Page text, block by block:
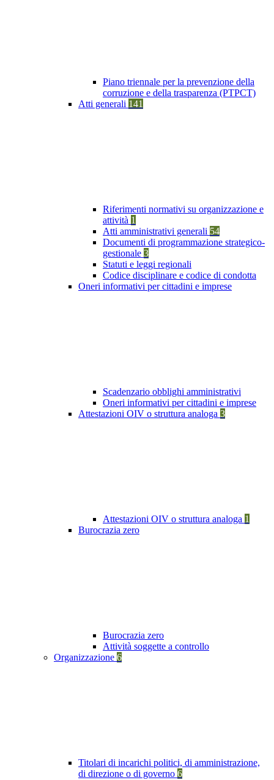
Piano triennale per la prevenzione della
corruzione e della trasparenza (PTPCT)
Atti generali 141
Riferimenti normativi su organizzazione e
attività 1
Atti amministrativi generali 54
Documenti di programmazione strategico-
gestionale 3
Statuti e leggi regionali
Codice disciplinare e codice di condotta
Oneri informativi per cittadini e imprese
Scadenzario obblighi amministrativi
Oneri informativi per cittadini e imprese
Attestazioni OIV o struttura analoga 3
Attestazioni OIV o struttura analoga 1
Burocrazia zero
Burocrazia zero
Attività soggette a controllo
Organizzazione 6
Titolari di incarichi politici, di amministrazione,
di direzione o di governo 6